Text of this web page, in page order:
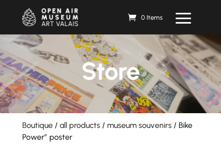
0 Items
Store
Boutique/ all products/ museum souvenirs/ Bike
Power” poster